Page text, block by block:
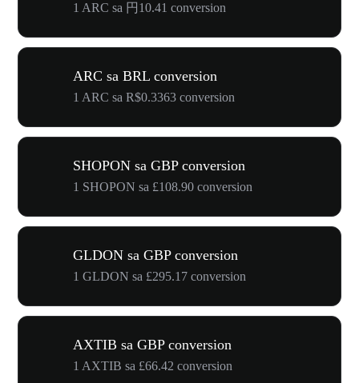
1 ARC sa 円10.41 conversion
ARC sa BRL conversion
1 ARC sa R$0.3363 conversion
SHOPON sa GBP conversion
1 SHOPON sa £108.90 conversion
GLDON sa GBP conversion
1 GLDON sa £295.17 conversion
AXTIB sa GBP conversion
1 AXTIB sa £66.42 conversion